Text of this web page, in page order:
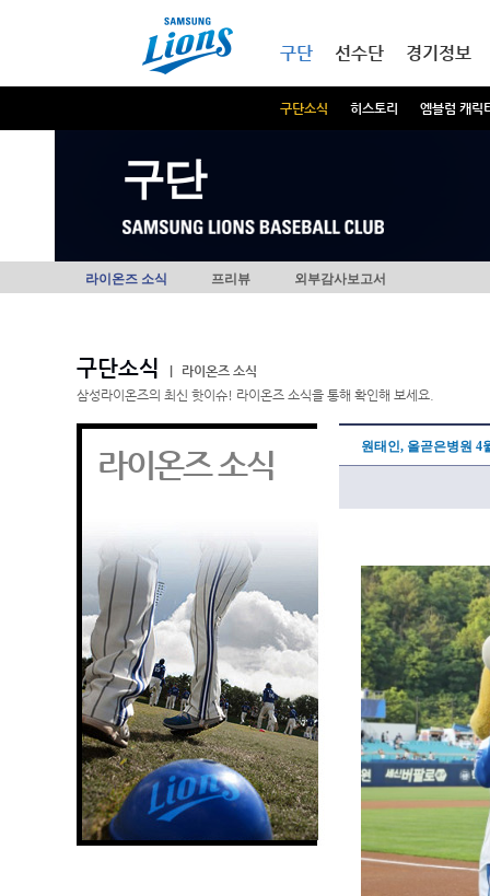
구단
구단소식 히스토리 엠블럼 캐릭
선수단 경기정보
구단
라이온즈 소식 프리뷰 외부감사보고서
구단소식
라이온즈 소식
삼성라이온즈의 최신 핫이슈! 라이온즈 소식을 통해 확인해 보세요.
라이온즈 소식 원태인, 올곧은병원 4